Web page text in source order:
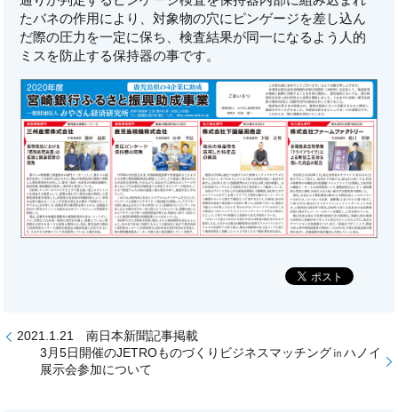
たバネの作用により、対象物の穴にピンゲージを差し込ん
だ際の圧力を一定に保ち、検査結果が同一になるよう人的
ミスを防止する保持器の事です。
2021.1.21 南日本新聞記事掲載
3月5日開催のJETROものづくりビジネスマッチング㏌ハノイ
展示会参加について